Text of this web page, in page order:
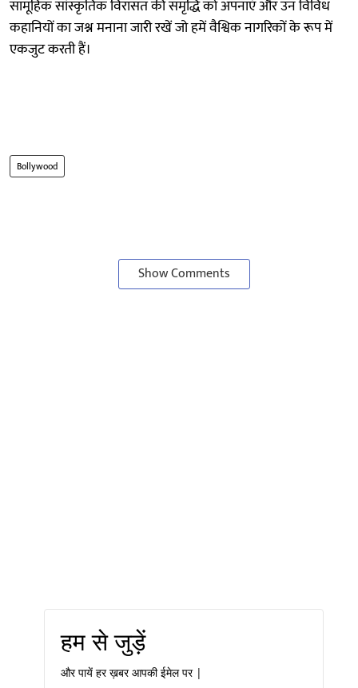
सामूहिक सांस्कृतिक विरासत की समृद्धि को अपनाएं और उन विविध
कहानियों का जश्न मनाना जारी रखें जो हमें वैश्विक नागरिकों के रूप में
एकजुट करती हैं।
Bollywood
Show Comments
हम से जुड़ें
और पायें हर ख़बर आपकी ईमेल पर |